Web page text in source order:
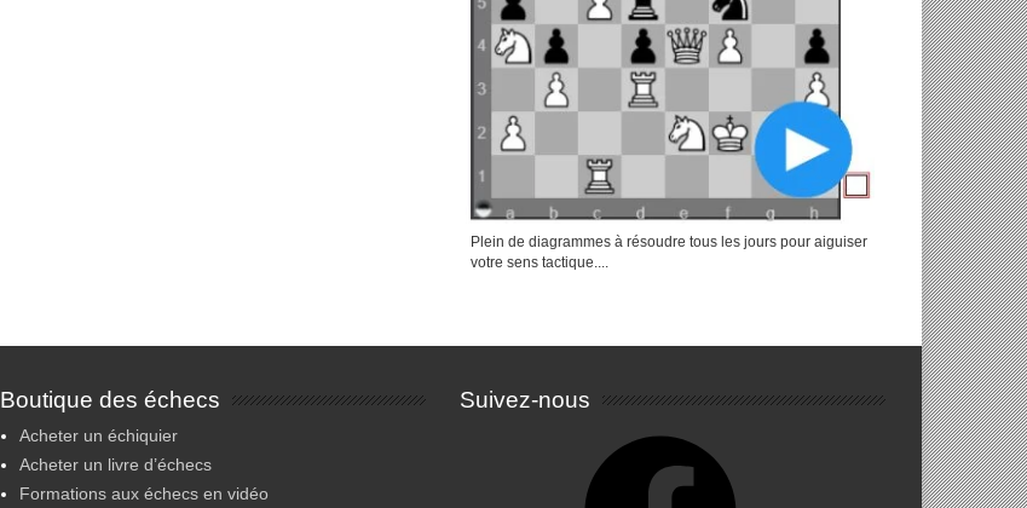
Plein de diagrammes à résoudre tous les jours pour aiguiser
votre sens tactique....
Boutique des échecs
Acheter un échiquier
Acheter un livre d’échecs
Formations aux échecs en vidéo
Suivez-nous